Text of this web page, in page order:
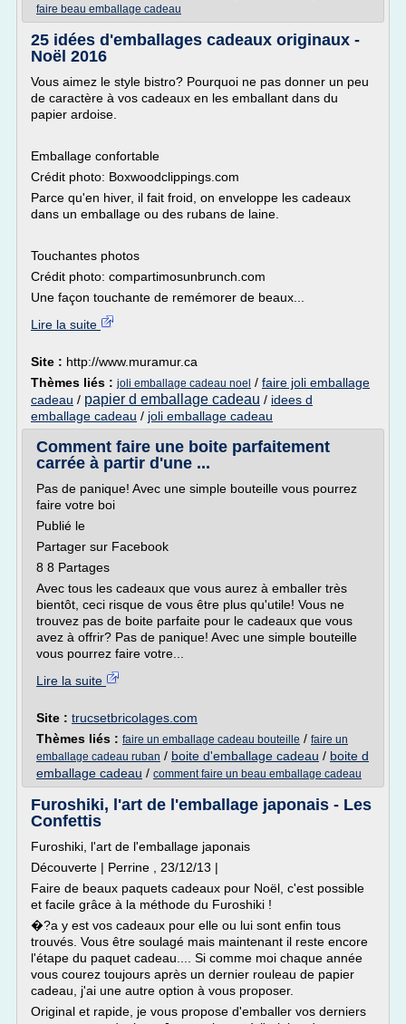
faire beau emballage cadeau
25 idées d'emballages cadeaux originaux -
Noël 2016
Vous aimez le style bistro? Pourquoi ne pas donner un peu
de caractère à vos cadeaux en les emballant dans du
papier ardoise.
Emballage confortable
Crédit photo: Boxwoodclippings.com
Parce qu'en hiver, il fait froid, on enveloppe les cadeaux
dans un emballage ou des rubans de laine.
Touchantes photos
Crédit photo: compartimosunbrunch.com
Une façon touchante de remémorer de beaux...
Lire la suite
Site : http://www.muramur.ca
Thèmes liés : joli emballage cadeau noel / faire joli emballage
cadeau / papier d emballage cadeau / idees d
emballage cadeau / joli emballage cadeau
Comment faire une boite parfaitement
carrée à partir d'une ...
Pas de panique! Avec une simple bouteille vous pourrez
faire votre boi
Publié le
Partager sur Facebook
8 8 Partages
Avec tous les cadeaux que vous aurez à emballer très
bientôt, ceci risque de vous être plus qu'utile! Vous ne
trouvez pas de boite parfaite pour le cadeaux que vous
avez à offrir? Pas de panique! Avec une simple bouteille
vous pourrez faire votre...
Lire la suite
Site : trucsetbricolages.com
Thèmes liés : faire un emballage cadeau bouteille / faire un
emballage cadeau ruban / boite d'emballage cadeau / boite d
emballage cadeau / comment faire un beau emballage cadeau
Furoshiki, l'art de l'emballage japonais - Les
Confettis
Furoshiki, l'art de l'emballage japonais
Découverte | Perrine , 23/12/13 |
Faire de beaux paquets cadeaux pour Noël, c'est possible
et facile grâce à la méthode du Furoshiki !
�?a y est vos cadeaux pour elle ou lui sont enfin tous
trouvés. Vous être soulagé mais maintenant il reste encore
l'étape du paquet cadeau.... Si comme moi chaque année
vous courez toujours après un dernier rouleau de papier
cadeau, j'ai une autre option à vous proposer.
Original et rapide, je vous propose d'emballer vos derniers